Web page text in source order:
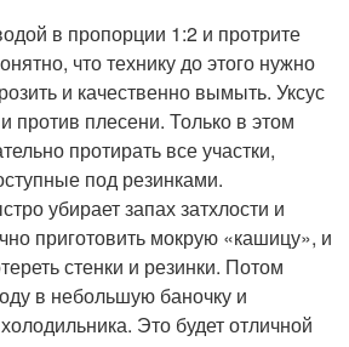
в пропорции 1:2 и протрите
что технику до этого нужно
и качественно вымыть. Уксус
против плесени. Только в этом
протирать все участки,
под резинками.
убирает запах затхлости и
приготовить мокрую «кашицу», и
стенки и резинки. Потом
в небольшую баночку и
Это будет отличной